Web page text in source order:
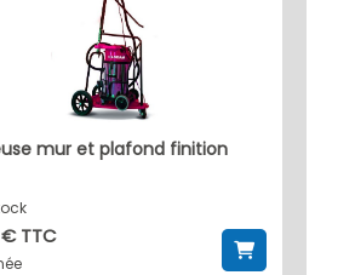
mur et plafond finition
TTC